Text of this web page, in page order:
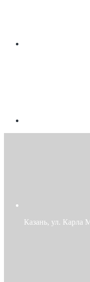
Казань, ул. Карла